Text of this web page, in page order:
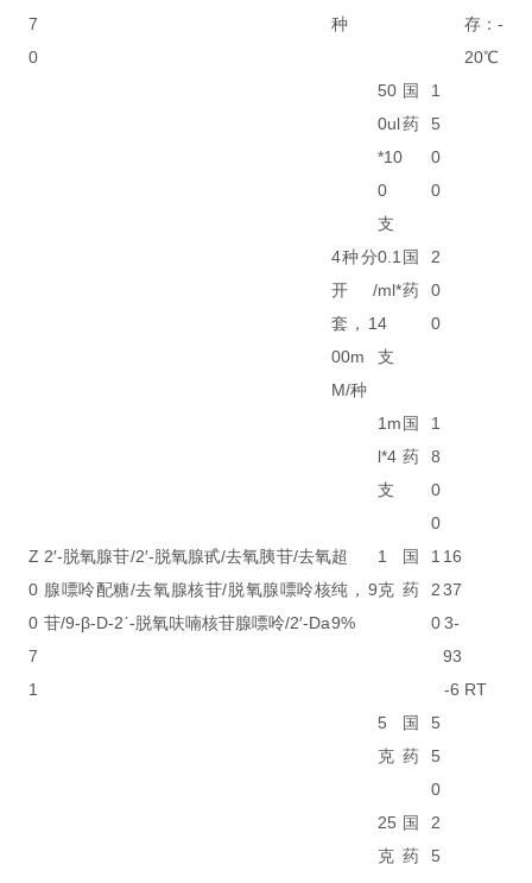
7
0
种
存：-
20℃
50
0ul
*10
0
支
国
药
1
5
0
0
4种分
开/
套，1
00m
M/种
0.1
ml*
4
支
国
药
2
0
0
1m
l*4
支
国
药
1
8
0
0
Z
0
0
7
1
2′-脱氧腺苷/2′-脱氧腺甙/去氧胰苷/去氧
腺嘌呤配糖/去氧腺核苷/脱氧腺嘌呤核
苷/9-β-D-2ˊ-脱氧呋喃核苷腺嘌呤/2′-Da
超
纯，9
9%
1
克
国
药
1
2
0
16
37
3-
93
-6 RT
5
克
国
药
5
5
0
25
克
国
药
2
5